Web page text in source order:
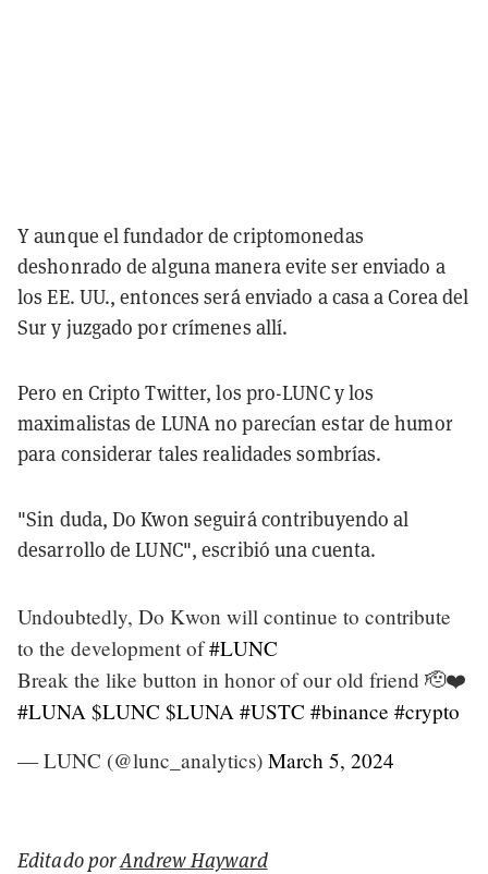
Y aunque el fundador de criptomonedas
deshonrado de alguna manera evite ser enviado a
los EE. UU., entonces será enviado a casa a Corea del
Sur y juzgado por crímenes allí.
Pero en Cripto Twitter, los pro-LUNC y los
maximalistas de LUNA no parecían estar de humor
para considerar tales realidades sombrías.
"Sin duda, Do Kwon seguirá contribuyendo al
desarrollo de LUNC", escribió una cuenta.
Undoubtedly, Do Kwon will continue to contribute
to the development of#LUNC
Break the like button in honor of our old friend 🫡❤️
#LUNA $LUNC $LUNA #USTC #binance #crypto
— LUNC (@lunc_analytics) March 5, 2024
Editado porAndrew Hayward